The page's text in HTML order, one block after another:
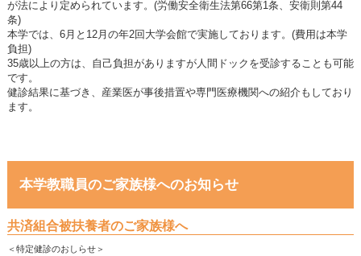
が法により定められています。(労働安全衛生法第66第1条、安衛則第44
条)
本学では、6月と12月の年2回大学会館で実施しております。(費用は本学
負担)
35歳以上の方は、自己負担がありますが人間ドックを受診することも可能
です。
健診結果に基づき、産業医が事後措置や専門医療機関への紹介もしており
ます。
本学教職員のご家族様へのお知らせ
共済組合被扶養者のご家族様へ
＜特定健診のおしらせ＞